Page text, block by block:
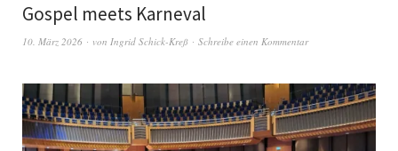
Gospel meets Karneval
10. März 2026 von Ingrid Schick-Kreß Schreibe einen Kommentar